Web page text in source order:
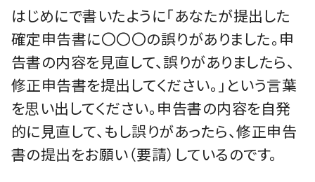
はじめにで書いたように「あなたが提出した
確定申告書に〇〇〇の誤りがありました。申
告書の内容を見直して、誤りがありましたら、
修正申告書を提出してください。」という言葉
を思い出してください。申告書の内容を自発
的に見直して、もし誤りがあったら、修正申告
書の提出をお願い（要請）しているのです。